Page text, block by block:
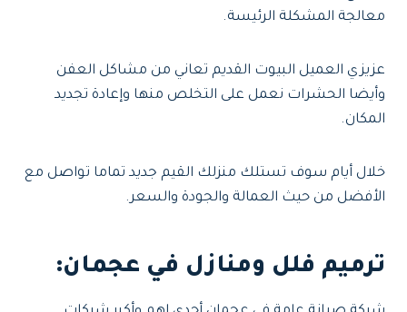
معالجة المشكلة الرئيسة.
عزيزي العميل البيوت القديم تعاني من مشاكل العفن
وأيضا الحشرات نعمل على التخلص منها وإعادة تجديد
المكان.
خلال أيام سوف تستلك منزلك القيم جديد تماما تواصل مع
الأفضل من حيث العمالة والجودة والسعر.
ترميم فلل ومنازل في عجمان: